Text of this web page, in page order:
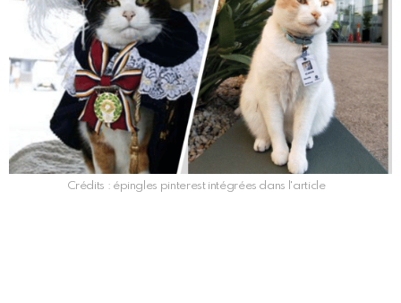
Crédits : épingles pinterest intégrées dans l'article